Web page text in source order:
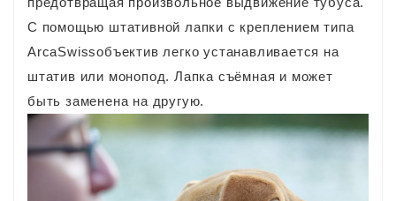
С помощью штативной лапки с креплением типа
ArcaSwissобъектив легко устанавливается на
штатив или монопод. Лапка съёмная и может
быть заменена на другую.